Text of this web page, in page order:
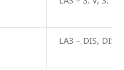
LA3 – DIS, DIS